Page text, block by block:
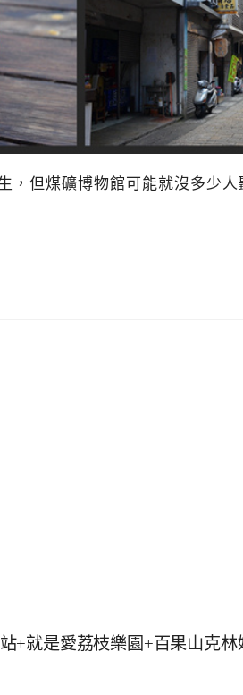
但煤礦博物館可能就沒多少人
+就是愛荔枝樂園+百果山克